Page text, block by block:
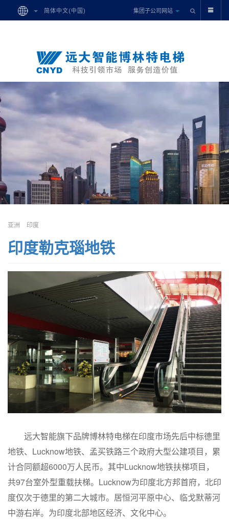
简体中文(中国) 集团子公司网站
亚洲 印度
印度勒克瑙地铁
远大智能旗下品牌博林特电梯在印度市场先后中标德里
地铁、Lucknow地铁、孟买铁路三个政府大型公建项目，累
计合同额超6000万人民币。其中Lucknow地铁扶梯项目，
共97台室外型重载扶梯。Lucknow为印度北方邦首府，北印
度仅次于德里的第二大城市。居恒河平原中心、临戈默蒂河
中游右岸。为印度北部地区经济、文化中心。